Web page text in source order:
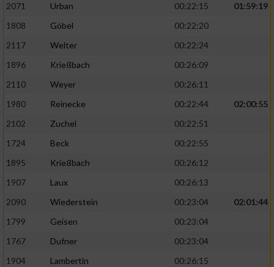
2071
Urban 00:22:15
01:59:19
1808
Göbel
00:22:20
2117
Welter
00:22:24
1896
Krießbach
00:26:09
2110
Weyer
00:26:11
1980
Reinecke 00:22:44
02:00:55
2102
Zuchel
00:22:51
1724
Beck
00:22:55
1895
Krießbach
00:26:12
1907
Laux
00:26:13
2090
Wiederstein 00:23:04
02:01:44
1799
Geisen
00:23:04
1767
Dufner
00:23:04
1904
Lambertin
00:26:15